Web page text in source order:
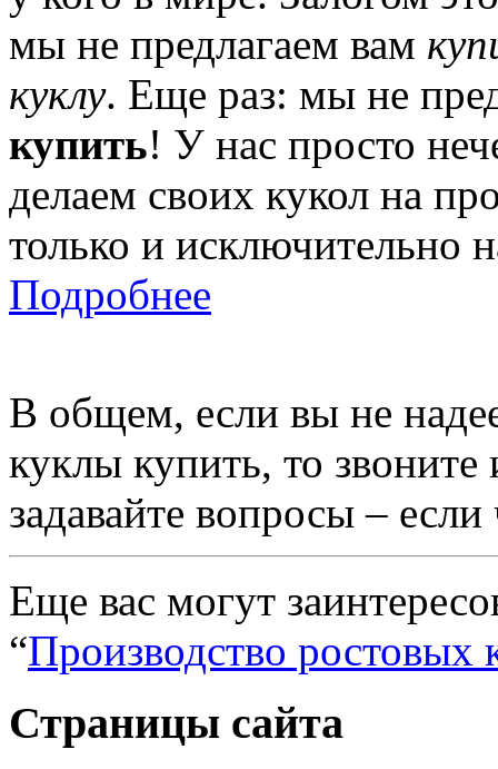
мы не предлагаем вам
куклу. Еще раз: мы не
купить! У нас просто
делаем своих кукол на
только и исключительно
Подробнее
В общем, если вы не
куклы купить, то звоните
задавайте вопросы –
Еще вас могут
“Производство ростовых
Страницы сайта